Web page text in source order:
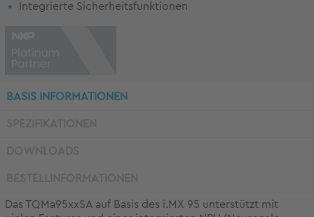
Integrierte Sicherheitsfunktionen
BASIS INFORMATIONEN
Das TQMa95xxSA auf Basis des i.MX 95 unterstützt mit